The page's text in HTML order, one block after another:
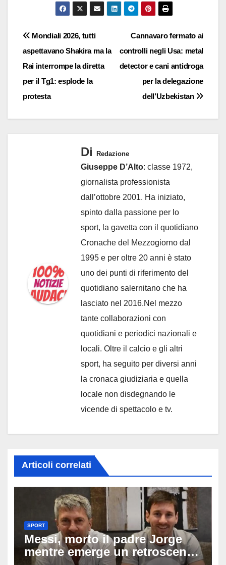
Navigazione
articoli
Cannavaro fermato ai
controlli negli Usa: metal
detector e cani antidroga
per la delegazione
dell’Uzbekistan
Mondiali 2026, tutti
aspettavano Shakira ma la
Rai interrompe la diretta
per il Tg1: esplode la
protesta
Di Redazione
Giuseppe D’Alto: classe 1972,
giornalista professionista
dall’ottobre 2001. Ha iniziato,
spinto dalla passione per lo
sport, la gavetta con il quotidiano
Cronache del Mezzogiorno dal
1995 e per oltre 20 anni è stato
uno dei punti di riferimento del
quotidiano salernitano che ha
lasciato nel 2016.Nel mezzo
tante collaborazioni con
quotidiani e periodici nazionali e
locali. Oltre il calcio e gli altri
sport, ha seguito per diversi anni
la cronaca giudiziaria e quella
locale non disdegnando le
vicende di spettacolo e tv.
Articoli correlati
SPORT
Messi, morto il padre Jorge
mentre emerge un retroscena